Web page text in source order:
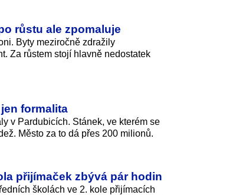
růstu ale zpomaluje
Byty meziročně zdražily
Za růstem stojí hlavně nedostatek
formalita
v Pardubicích. Stánek, ve kterém se
Město za to dá přes 200 milionů.
přijímaček zbývá pár hodin
školách ve 2. kole přijímacích